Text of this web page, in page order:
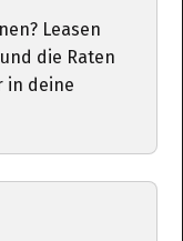
Leasen
die Raten
in deine